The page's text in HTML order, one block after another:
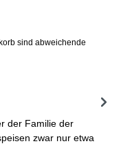
sind abweichende
der Familie der
zwar nur etwa